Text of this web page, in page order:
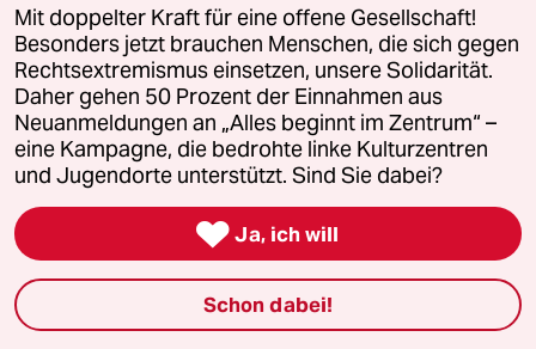
Mehr taz Angebote
Reisen
Kantine
Shop
Anzeigen
Mit doppelter Kraft für eine offene Gesellschaft!
Besonders jetzt brauchen Menschen, die sich gegen
Rechtsextremismus einsetzen, unsere Solidarität.
Daher gehen 50 Prozent der Einnahmen aus
Neuanmeldungen an „Alles beginnt im Zentrum“ –
eine Kampagne, die bedrohte linke Kulturzentren
und Jugendorte unterstützt. Sind Sie dabei?
 Ja, ich will
Schon dabei!